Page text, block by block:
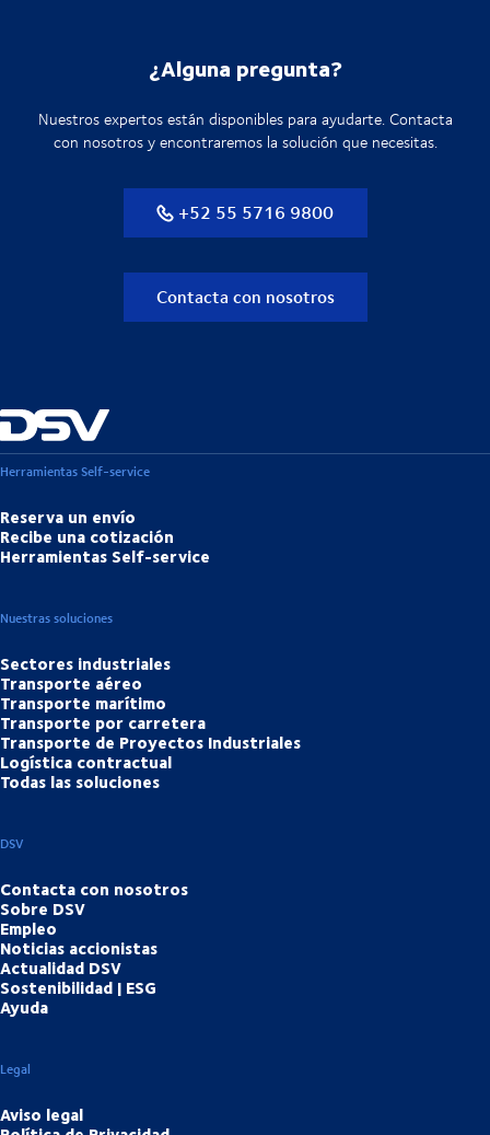
¿Alguna pregunta?
Nuestros expertos están disponibles para ayudarte. Contacta
con nosotros y encontraremos la solución que necesitas.
+52 55 5716 9800
Contacta con nosotros
Herramientas Self-service
Reserva un envío
Recibe una cotización
Herramientas Self-service
Nuestras soluciones
Sectores industriales
Transporte aéreo
Transporte marítimo
Transporte por carretera
Transporte de Proyectos Industriales
Logística contractual
Todas las soluciones
DSV
Contacta con nosotros
Sobre DSV
Empleo
Noticias accionistas
Actualidad DSV
Sostenibilidad | ESG
Ayuda
Legal
Aviso legal